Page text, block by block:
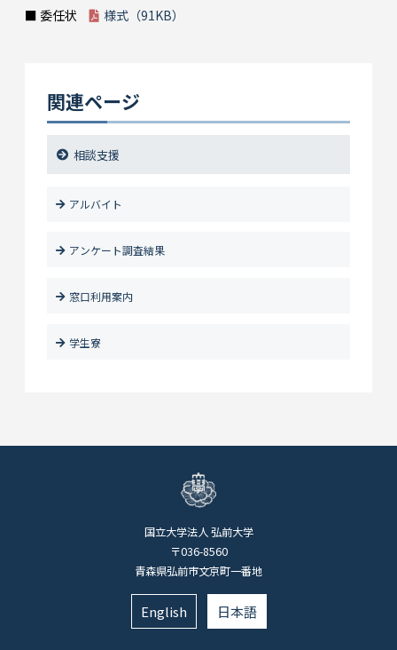
■ 委任状
様式（91KB）
関連ページ
相談支援
アルバイト
アンケート調査結果
窓口利用案内
学生寮
国立大学法人 弘前大学
〒036-8560
青森県弘前市文京町一番地
English 日本語